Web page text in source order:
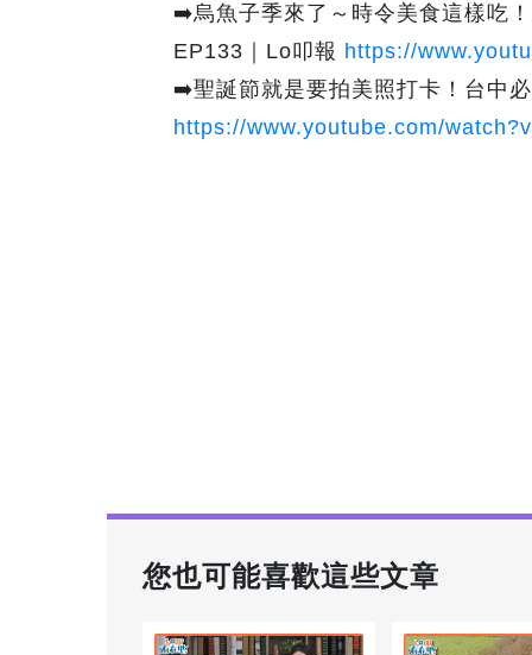
➡️烏魚子季來了～時令美食這樣吃
EP133｜Lo叩報 https://
➡️聖誕節就是要拍美照打卡！台中
https://www.youtube.com/
您也可能喜歡這些文章